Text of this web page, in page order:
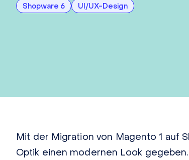
Shopware 6 UI/UX-Design
Mit der Migration von Magento 1 auf
Optik einen modernen Look